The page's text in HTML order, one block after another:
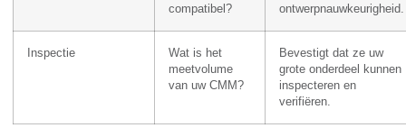
compatibel?
ontwerpnauwkeurigheid.
Inspectie
Wat is het
meetvolume
van uw CMM?
Bevestigt dat ze uw
grote onderdeel kunnen
inspecteren en
verifiëren.